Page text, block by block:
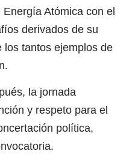
Atómica con el
derivados de su
los tantos ejemplos de
la jornada
y respeto para el
política,